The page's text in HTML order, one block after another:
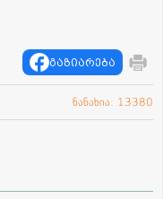
გაზიარება
ნანახია: 13380